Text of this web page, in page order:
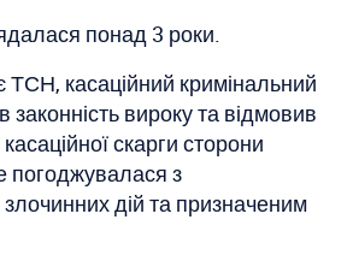
понад 3 роки.
ТСН, касаційний кримінальний
законність вироку та відмовив
скарги сторони
погоджувалася з
злочинних дій та призначеним